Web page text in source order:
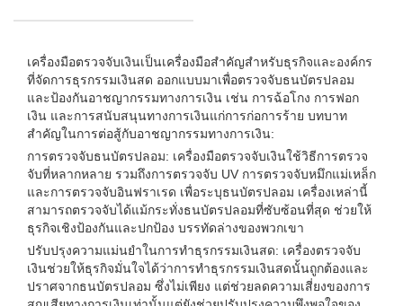
เครื่องมือตรวจจับเงินเป็นเครื่องมือสำคัญสำหรับธุรกิจและองค์กร
ที่จัดการธุรกรรมเงินสด ออกแบบมาเพื่อตรวจจับธนบัตรปลอม
และป้องกันอาชญากรรมทางการเงิน เช่น การฉ้อโกง การฟอก
เงิน และการสนับสนุนทางการเงินแก่การก่อการร้าย บทบาท
สำคัญในการต่อสู้กับอาชญากรรมทางการเงิน:
การตรวจจับธนบัตรปลอม: เครื่องมือตรวจจับเงินใช้วิธีการตรวจ
จับที่หลากหลาย รวมถึงการตรวจจับ UV การตรวจจับหมึกแม่เหล็ก
และการตรวจจับอินฟราเรด เพื่อระบุธนบัตรปลอม เครื่องเหล่านี้
สามารถตรวจจับได้แม้กระทั่งธนบัตรปลอมที่ซับซ้อนที่สุด ช่วยให้
ธุรกิจเชิงป้องกันและปกป้อง บรรทัดล่างของพวกเขา
ปรับปรุงความแม่นยำในการทำธุรกรรมเงินสด: เครื่องตรวจจับ
เงินช่วยให้ธุรกิจมั่นใจได้ว่าการทำธุรกรรมเงินสดนั้นถูกต้องและ
ปราศจากธนบัตรปลอม ซึ่งไม่เพียง แต่ช่วยลดความเสี่ยงของการ